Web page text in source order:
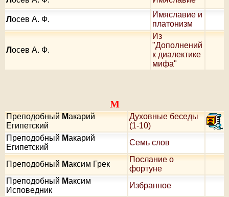
Лосев А. Ф.
Имяславие и
платонизм
Лосев А. Ф.
Из
"Дополнений
к диалектике
мифа"
М
ПреподобныйМакарий
Египетский
Духовные беседы
(1-10)
Преподобный Макарий
Египетский
Семь слов
Преподобный Максим Грек
Послание о
фортуне
Преподобный Максим
Исповедник
Избранное